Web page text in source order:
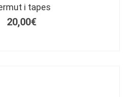
i tapes
20,00€